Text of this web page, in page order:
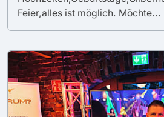
Feier,alles ist möglich. Möchte...